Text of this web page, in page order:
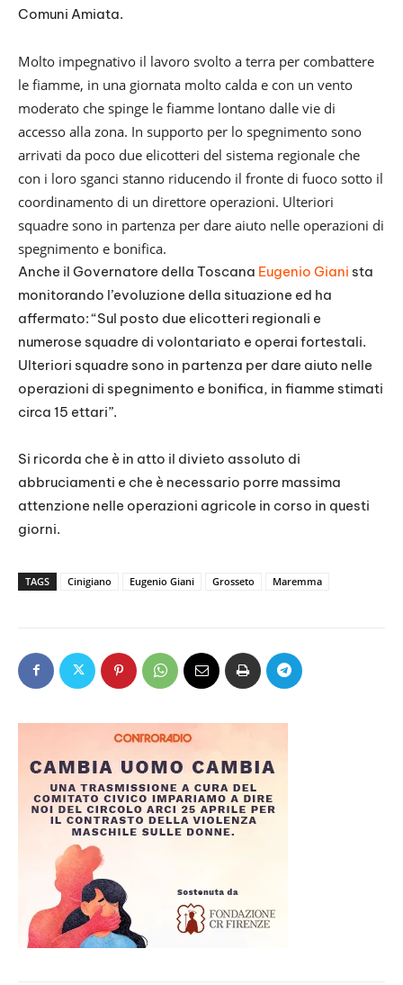
Comuni Amiata.
Molto impegnativo il lavoro svolto a terra per combattere
le fiamme, in una giornata molto calda e con un vento
moderato che spinge le fiamme lontano dalle vie di
accesso alla zona. In supporto per lo spegnimento sono
arrivati da poco due elicotteri del sistema regionale che
con i loro sganci stanno riducendo il fronte di fuoco sotto il
coordinamento di un direttore operazioni. Ulteriori
squadre sono in partenza per dare aiuto nelle operazioni di
spegnimento e bonifica.
Anche il Governatore della Toscana Eugenio Giani sta
monitorando l’evoluzione della situazione ed ha
affermato: “Sul posto due elicotteri regionali e
numerose squadre di volontariato e operai fortestali.
Ulteriori squadre sono in partenza per dare aiuto nelle
operazioni di spegnimento e bonifica, in fiamme stimati
circa 15 ettari”.
Si ricorda che è in atto il divieto assoluto di
abbruciamenti e che è necessario porre massima
attenzione nelle operazioni agricole in corso in questi
giorni.
TAGS Cinigiano Eugenio Giani Grosseto Maremma